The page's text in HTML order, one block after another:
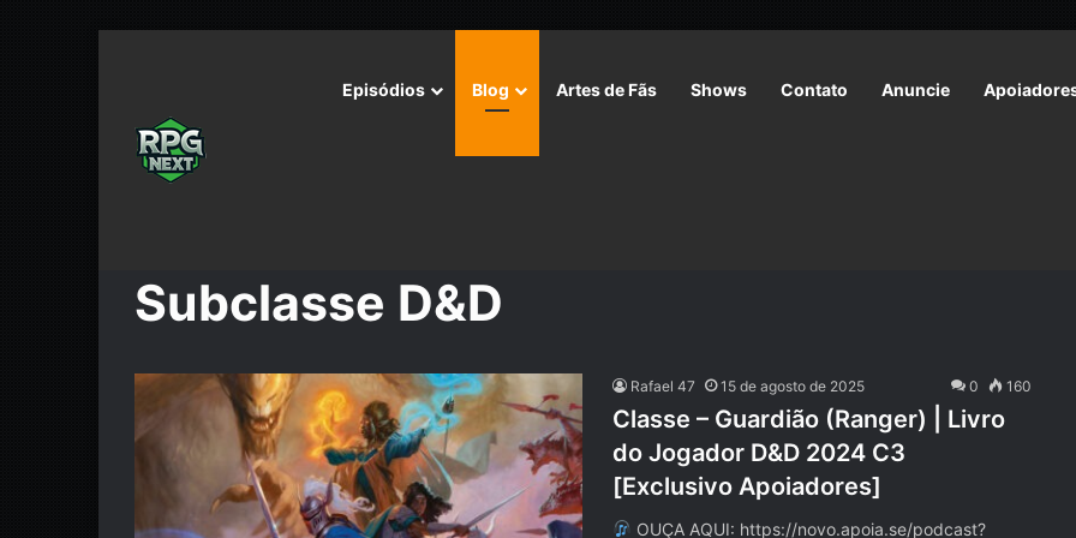
Episódios Blog Artes de Fãs Shows Contato Anuncie
Subclasse D&D
Rafael 47 15 de agosto de 2025 0 160
Classe – Guardião (Ranger) | Livro
do Jogador D&D 2024 C3
[Exclusivo Apoiadores]
OUÇA AQUI: https://novo.apoia.se/podcast?